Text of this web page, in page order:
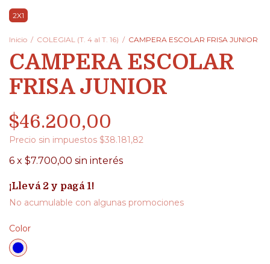
2X1
Inicio / COLEGIAL (T. 4 al T. 16) / CAMPERA ESCOLAR FRISA JUNIOR
CAMPERA ESCOLAR
FRISA JUNIOR
$46.200,00
Precio sin impuestos $38.181,82
6 x $7.700,00 sin interés
¡Llevá 2 y pagá 1!
No acumulable con algunas promociones
Color